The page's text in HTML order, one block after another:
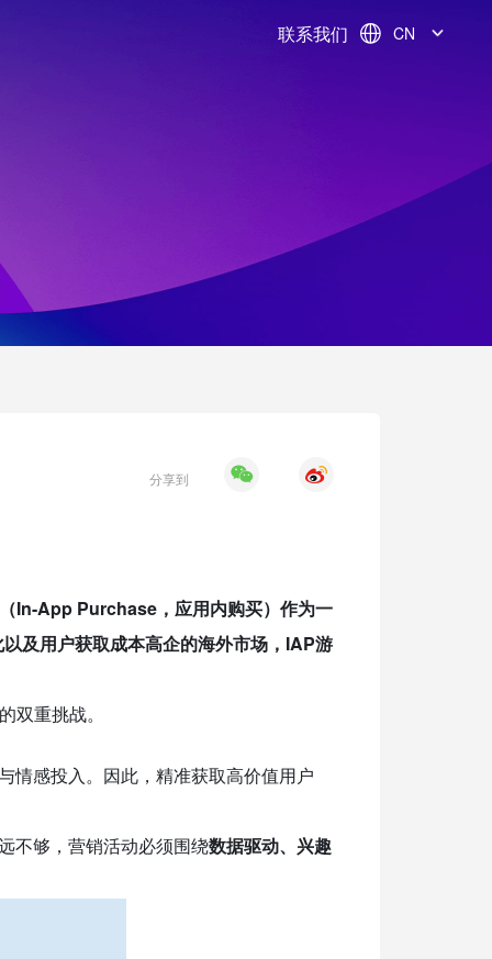
联系我们 CN
分享到
In-App Purchase，应用内购买） 作为一
及用户获取成本高企的海外市场，IAP游
双重挑战。
情感投入。因此，精准获取高价值用户
不够，营销活动必须围绕数据驱动、兴趣